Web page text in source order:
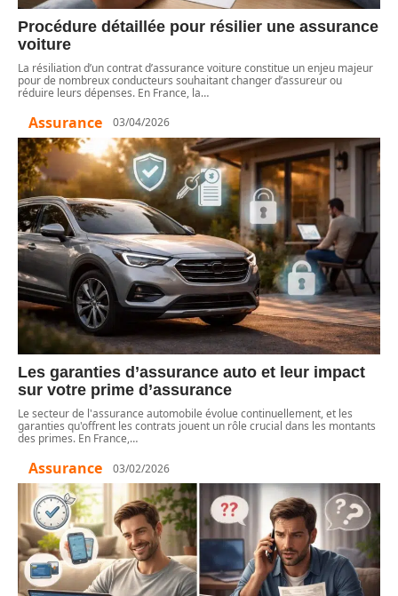
Procédure détaillée pour résilier une assurance
voiture
La résiliation d’un contrat d’assurance voiture constitue un enjeu majeur
pour de nombreux conducteurs souhaitant changer d’assureur ou
réduire leurs dépenses. En France, la…
Assurance 03/04/2026
Les garanties d’assurance auto et leur impact
sur votre prime d’assurance
Le secteur de l'assurance automobile évolue continuellement, et les
garanties qu'offrent les contrats jouent un rôle crucial dans les montants
des primes. En France,…
Assurance 03/02/2026